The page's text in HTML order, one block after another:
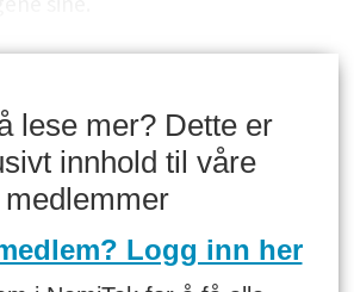
lese mer? Dette er
innhold til våre
medlemmer
Logg inn her